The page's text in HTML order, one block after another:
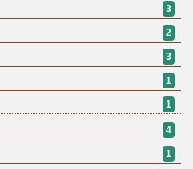
3
2
3
1
1
4
1